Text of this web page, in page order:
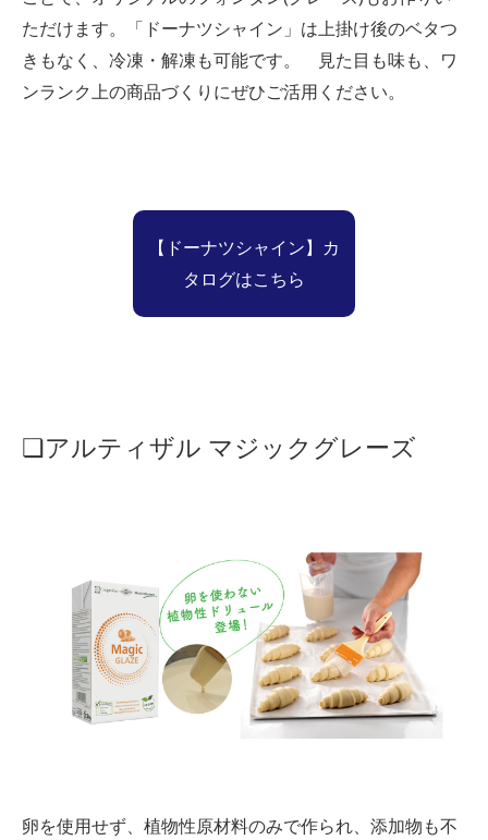
ただけます。「ドーナツシャイン」は上掛け後のベタつ
きもなく、冷凍・解凍も可能です。 見た目も味も、ワ
ンランク上の商品づくりにぜひご活用ください。
【ドーナツシャイン】カ
タログはこちら
❏アルティザル マジックグレーズ
卵を使用せず、植物性原材料のみで作られ、添加物も不